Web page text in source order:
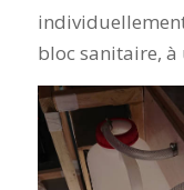
bloc sanitaire,